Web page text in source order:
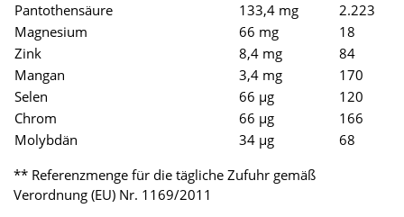
Pantothensäure
133,4 mg
2.223
Magnesium
66 mg
18
Zink
8,4 mg
84
Mangan
3,4 mg
170
Selen
66 µg
120
Chrom
66 µg
166
Molybdän
34 µg
68
** Referenzmenge für die tägliche Zufuhr gemäß
Verordnung (EU) Nr. 1169/2011